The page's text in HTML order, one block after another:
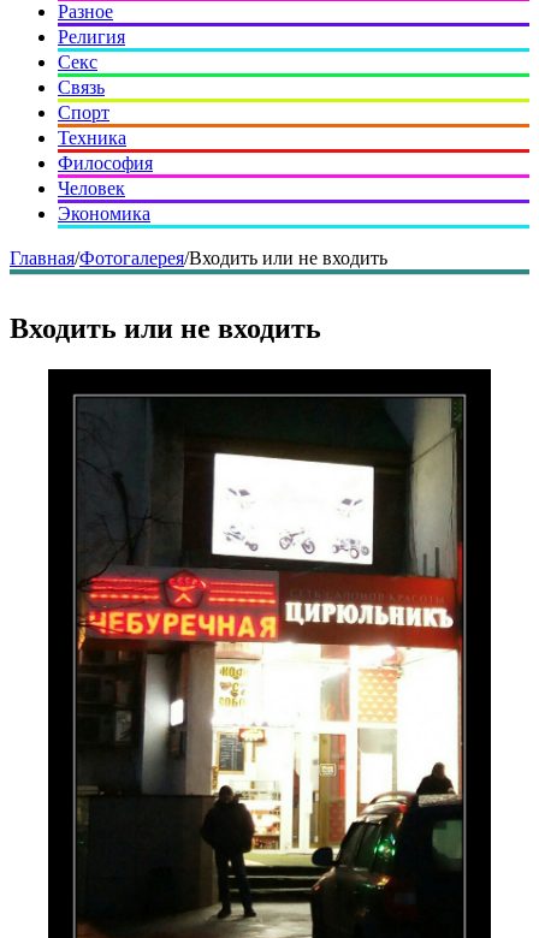
Разное
Религия
Секс
Связь
Спорт
Техника
Философия
Человек
Экономика
Главная/Фотогалерея/Входить или не входить
Входить или не входить